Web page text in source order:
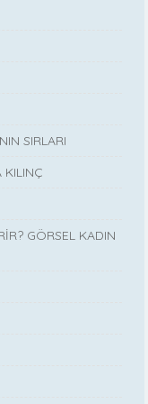
SIRLARI
KILINÇ
GÖRSEL KADIN